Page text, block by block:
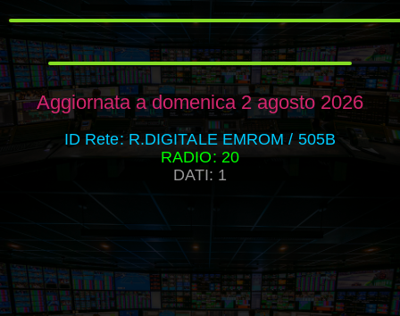
Aggiornata a domenica 2 agosto 2026
ID Rete: R.DIGITALE EMROM / 505B
RADIO: 20
DATI: 1